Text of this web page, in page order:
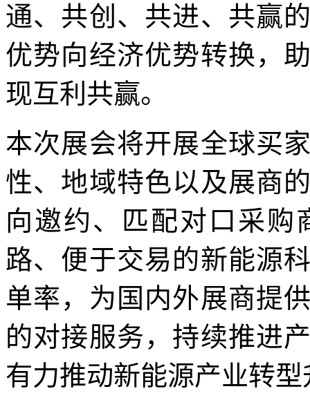
通、共创、共进、共赢
优势向经济优势转换，
现互利共赢。
本次展会将开展全球买
性、地域特色以及展商
向邀约、匹配对口采购
路、便于交易的新能源
单率，为国内外展商提
的对接服务，持续推进
有力推动新能源产业转